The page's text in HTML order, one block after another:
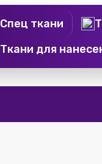
Спец ткани
Ткани для